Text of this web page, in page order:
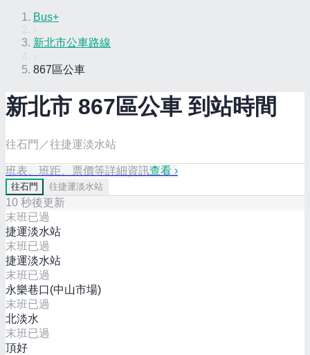
Bus+
新北市公車路線
867區公車
新北市 867區公車 到站時間
往石門／往捷運淡水站
班表、班距、票價等詳細資訊查看 ›
往石門 往捷運淡水站
10 秒後更新
末班已過
捷運淡水站
末班已過
捷運淡水站
末班已過
永樂巷口(中山市場)
末班已過
北淡水
末班已過
頂好